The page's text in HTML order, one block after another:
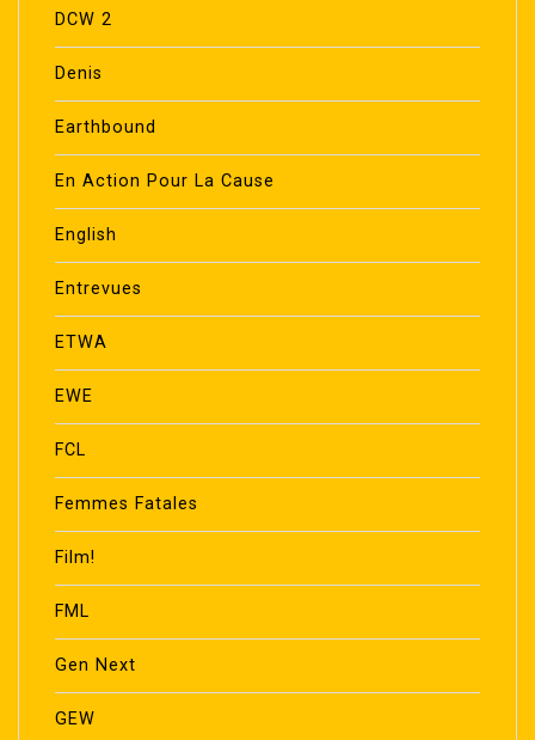
DCW 2
Denis
Earthbound
En Action Pour La Cause
English
Entrevues
ETWA
EWE
FCL
Femmes Fatales
Film!
FML
Gen Next
GEW